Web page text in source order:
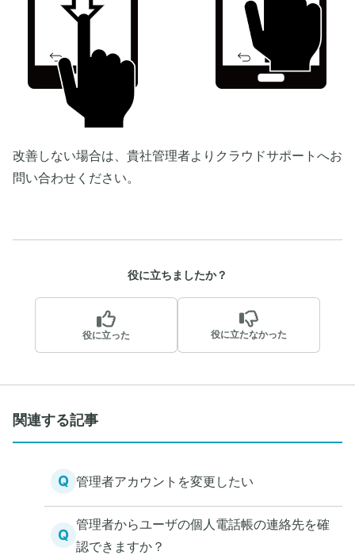
改善しない場合は、貴社管理者よりクラウドサポートへお
問い合わせください。
役に立ちましたか？
役に立った 役に立たなかった
関連する記事
Q 管理者アカウントを変更したい
Q
管理者からユーザの個人電話帳の連絡先を確
認できますか？